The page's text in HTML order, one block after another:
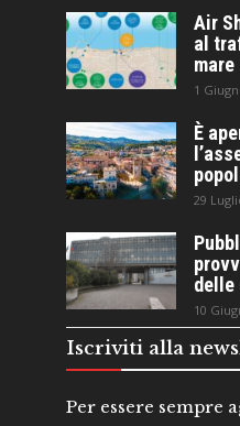
Air
al
mare
1
È
29
delle
10
Iscriviti alla
Per essere sempre